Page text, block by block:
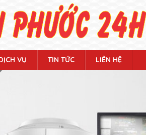
VỤ TIN TỨC LIÊN HỆ